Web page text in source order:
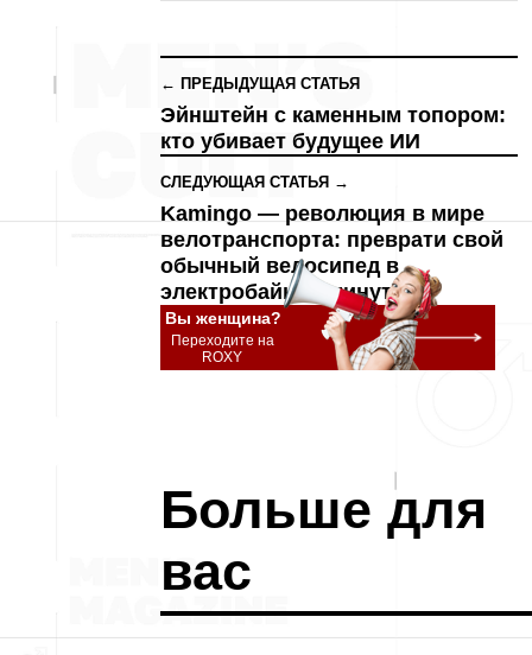
← ПРЕДЫДУЩАЯ СТАТЬЯ
Эйнштейн с каменным топором:
кто убивает будущее ИИ
СЛЕДУЮЩАЯ СТАТЬЯ →
Kamingo — революция в мире
велотранспорта: преврати свой
обычный велосипед в
электробайк за минуты
Вы женщина?
Переходите на
ROXY
Больше для
вас